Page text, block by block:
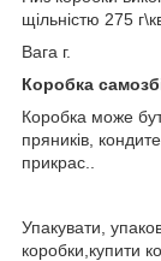
щільністю 275
Вага г.
Коробка
Коробка може
пряників,
прикрас..
Упакувати,
коробки,купити